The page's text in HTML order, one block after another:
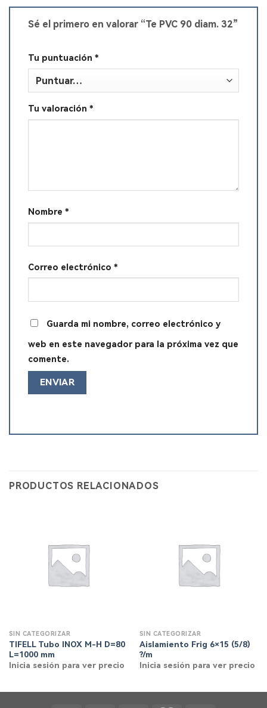
Sé el primero en valorar “Te PVC 90 diam. 32”
Tu puntuación *
Tu valoración *
Nombre *
Correo electrónico *
Guarda mi nombre, correo electrónico y
web en este navegador para la próxima vez que
comente.
PRODUCTOS RELACIONADOS
SIN CATEGORIZAR
TIFELL Tubo INOX M-H D=80
L=1000 mm
Inicia sesión para ver precio
SIN CATEGORIZAR
Aislamiento Frig 6×15 (5/8)
?/m
Inicia sesión para ver precio